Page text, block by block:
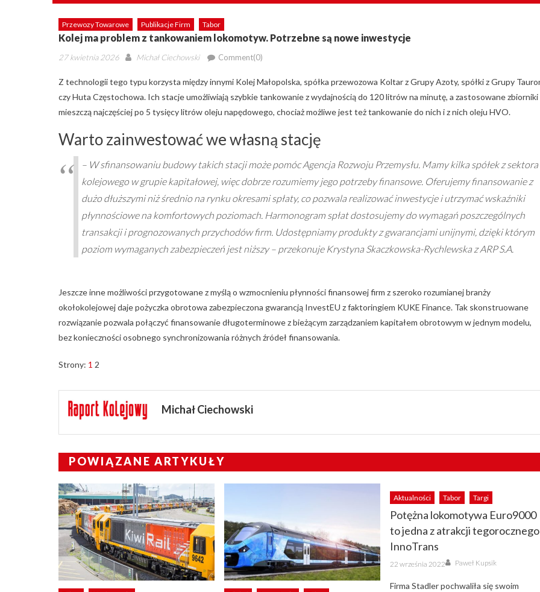
Przewozy Towarowe Publikacje Firm Tabor
Kolej ma problem z tankowaniem lokomotyw. Potrzebne są nowe inwestycje
Posted
27 kwietnia 2026 Author
Michał Ciechowski Comment(0)
Z technologii tego typu korzysta między innymi Kolej Małopolska, spółka przewozowa Koltar z Grupy Azoty, spółki z Grupy
czy Huta Częstochowa. Ich stacje umożliwiają szybkie tankowanie z wydajnością do 120 litrów na minutę, a zastosowane zbiorniki
mieszczą najczęściej po 5 tysięcy litrów oleju napędowego, chociaż możliwe jest też tankowanie do nich i z nich oleju HVO.
Warto zainwestować we własną stację
– W sfinansowaniu budowy takich stacji może pomóc Agencja Rozwoju Przemysłu. Mamy kilka spółek z sektora
kolejowego w grupie kapitałowej, więc dobrze rozumiemy jego potrzeby finansowe. Oferujemy finansowanie z
dużo dłuższymi niż średnio na rynku okresami spłaty, co pozwala realizować inwestycje i utrzymać wskaźniki
płynnościowe na komfortowych poziomach. Harmonogram spłat dostosujemy do wymagań poszczególnych
transakcji i prognozowanych przychodów firm. Udostępniamy produkty z gwarancjami unijnymi, dzięki którym
poziom wymaganych zabezpieczeń jest niższy – przekonuje Krystyna Skaczkowska-Rychlewska z ARP S.A.
Jeszcze inne możliwości przygotowane z myślą o wzmocnieniu płynności finansowej firm z szeroko rozumianej branży
okołokolejowej daje pożyczka obrotowa zabezpieczona gwarancją InvestEU z faktoringiem KUKE Finance. Tak skonstruowane
rozwiązanie pozwala połączyć finansowanie długoterminowe z bieżącym zarządzaniem kapitałem obrotowym w jednym modelu,
bez konieczności osobnego synchronizowania różnych źródeł finansowania.
Strony: 1 2
Michał Ciechowski
POWIĄZANE ARTYKUŁY
Aktualności Tabor Targi
Potężna lokomotywa Euro9000
to jedna z atrakcji tegorocznego
InnoTrans
Posted
on
22 września 2022 Author
Paweł Kupsik
Firma Stadler pochwaliła się swoim